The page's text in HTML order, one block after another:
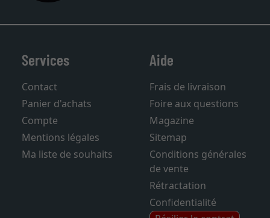
Services
Contact
Panier d'achats
Compte
Mentions légales
Ma liste de souhaits
Aide
Frais de livraison
Foire aux questions
Magazine
Sitemap
Conditions générales
de vente
Rétractation
Confidentialité